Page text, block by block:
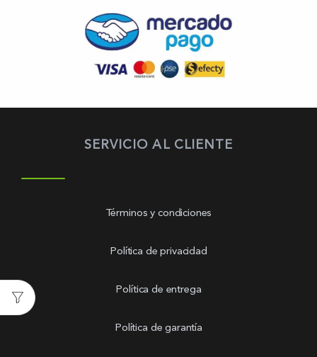
SERVICIO AL CLIENTE
Términos y condiciones
Política de privacidad
Política de entrega
Política de garantía